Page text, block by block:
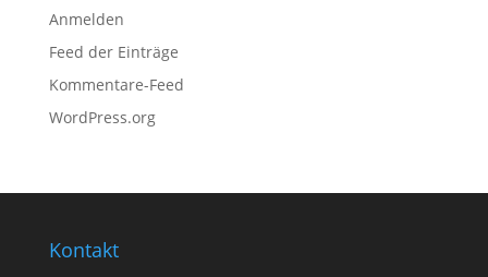
Anmelden
Feed der Einträge
Kommentare-Feed
WordPress.org
Kontakt